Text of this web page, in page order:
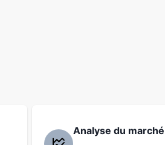
Analyse du marché